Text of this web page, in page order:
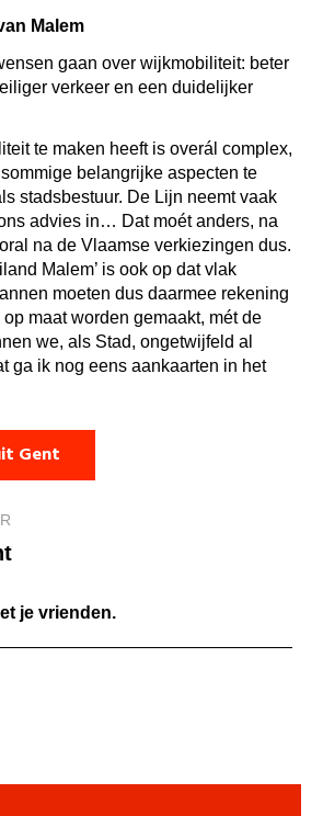
Malem
gaan over wijkmobiliteit: beter
verkeer en een duidelijker
te maken heeft is overál complex,
belangrijke aspecten te
stadsbestuur. De Lijn neemt vaak
advies in… Dat moét anders, na
na de Vlaamse verkiezingen dus.
Malem’ is ook op dat vlak
moeten dus daarmee rekening
maat worden gemaakt, mét de
we, als Stad, ongetwijfeld al
ga ik nog eens aankaarten in het
Gent
je vrienden.